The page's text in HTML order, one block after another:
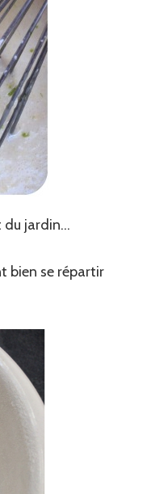
du jardin…
bien se répartir